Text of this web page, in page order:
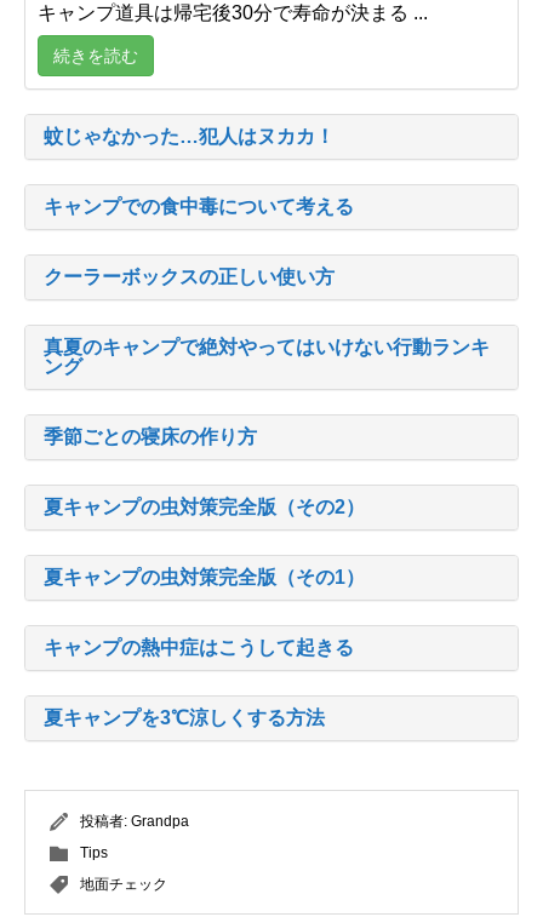
キャンプ道具は帰宅後30分で寿命が決まる ...
続きを読む
蚊じゃなかった…犯人はヌカカ！
キャンプでの食中毒について考える
クーラーボックスの正しい使い方
真夏のキャンプで絶対やってはいけない行動ランキ
ング
季節ごとの寝床の作り方
夏キャンプの虫対策完全版（その2）
夏キャンプの虫対策完全版（その1）
キャンプの熱中症はこうして起きる
夏キャンプを3℃涼しくする方法
投稿者: Grandpa
Tips
地面チェック